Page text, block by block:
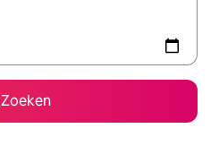
Zoeken